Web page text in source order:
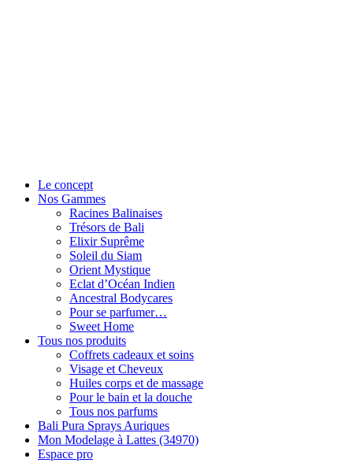
Le concept
Nos Gammes
Racines Balinaises
Trésors de Bali
Elixir Suprême
Soleil du Siam
Orient Mystique
Eclat d’Océan Indien
Ancestral Bodycares
Pour se parfumer…
Sweet Home
Tous nos produits
Coffrets cadeaux et soins
Visage et Cheveux
Huiles corps et de massage
Pour le bain et la douche
Tous nos parfums
Bali Pura Sprays Auriques
Mon Modelage à Lattes (34970)
Espace pro